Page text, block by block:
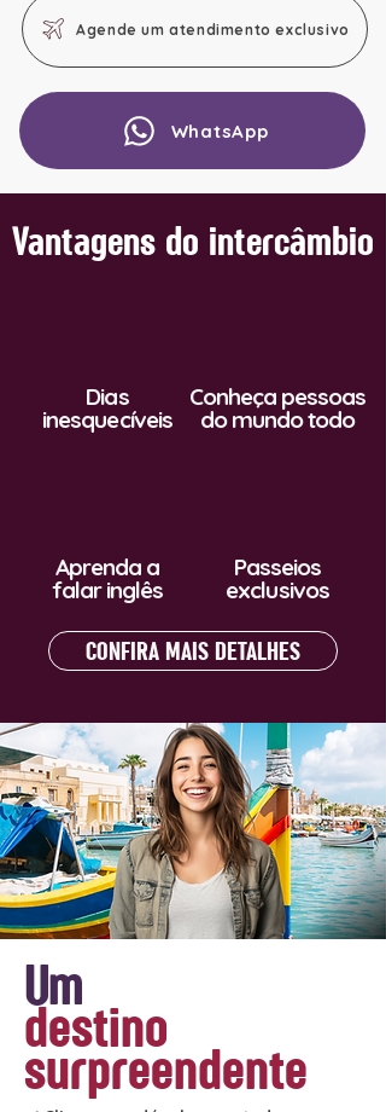
Agende um atendimento exclusivo
WhatsApp
Vantagens do intercâmbio
Dias
inesquecíveis
Conheça pessoas
do mundo todo
Aprenda a
falar inglês
Passeios
exclusivos
CONFIRA MAIS DETALHES
Um
destino
surpreendente